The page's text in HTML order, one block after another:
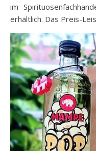
im
erhältlich. Das Preis-